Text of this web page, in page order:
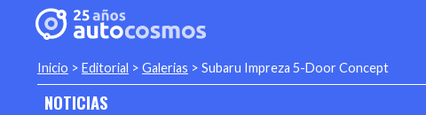
Inicio > Editorial > Galerias > Subaru Impreza 5-Door Concept
NOTICIAS